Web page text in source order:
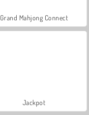
Grand Mahjong Connect
Jackpot